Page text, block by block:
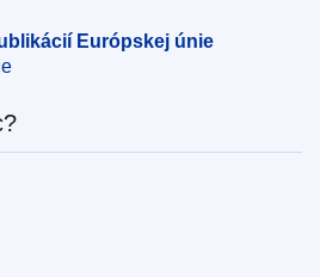
Európskej únie